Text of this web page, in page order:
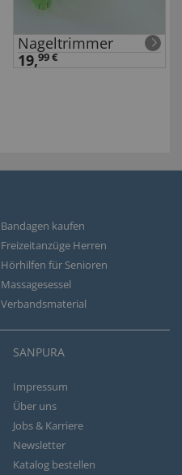
Nageltrimmer
19,99 €
Bandagen kaufen
Freizeitanzüge Herren
Hörhilfen für Senioren
Massagesessel
Verbandsmaterial
SANPURA
Impressum
Über uns
Jobs & Karriere
Newsletter
Katalog bestellen